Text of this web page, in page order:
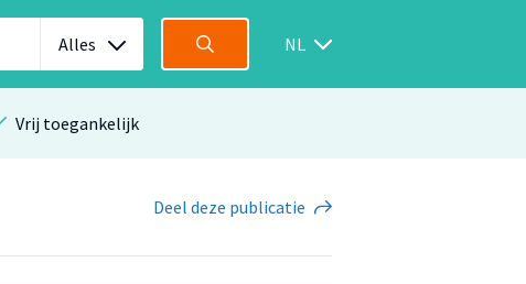
Alles NL
Vrij toegankelijk
Deel deze publicatie